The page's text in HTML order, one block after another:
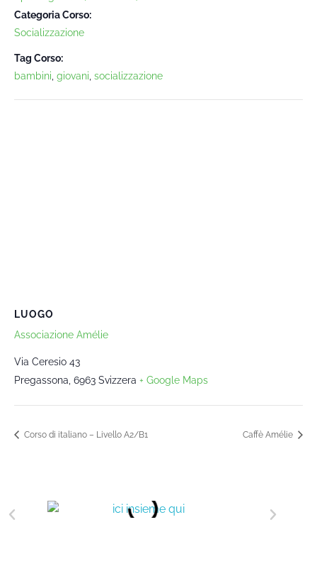
Categoria Corso:
Socializzazione
Tag Corso:
bambini, giovani, socializzazione
LUOGO
Associazione Amélie
Via Ceresio 43
Pregassona 6963 Svizzera + Google Maps
Corso di italiano – Livello A2/B1 Caffè Amélie